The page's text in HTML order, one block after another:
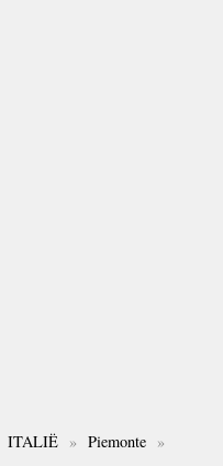
ITALIË » Piemonte »